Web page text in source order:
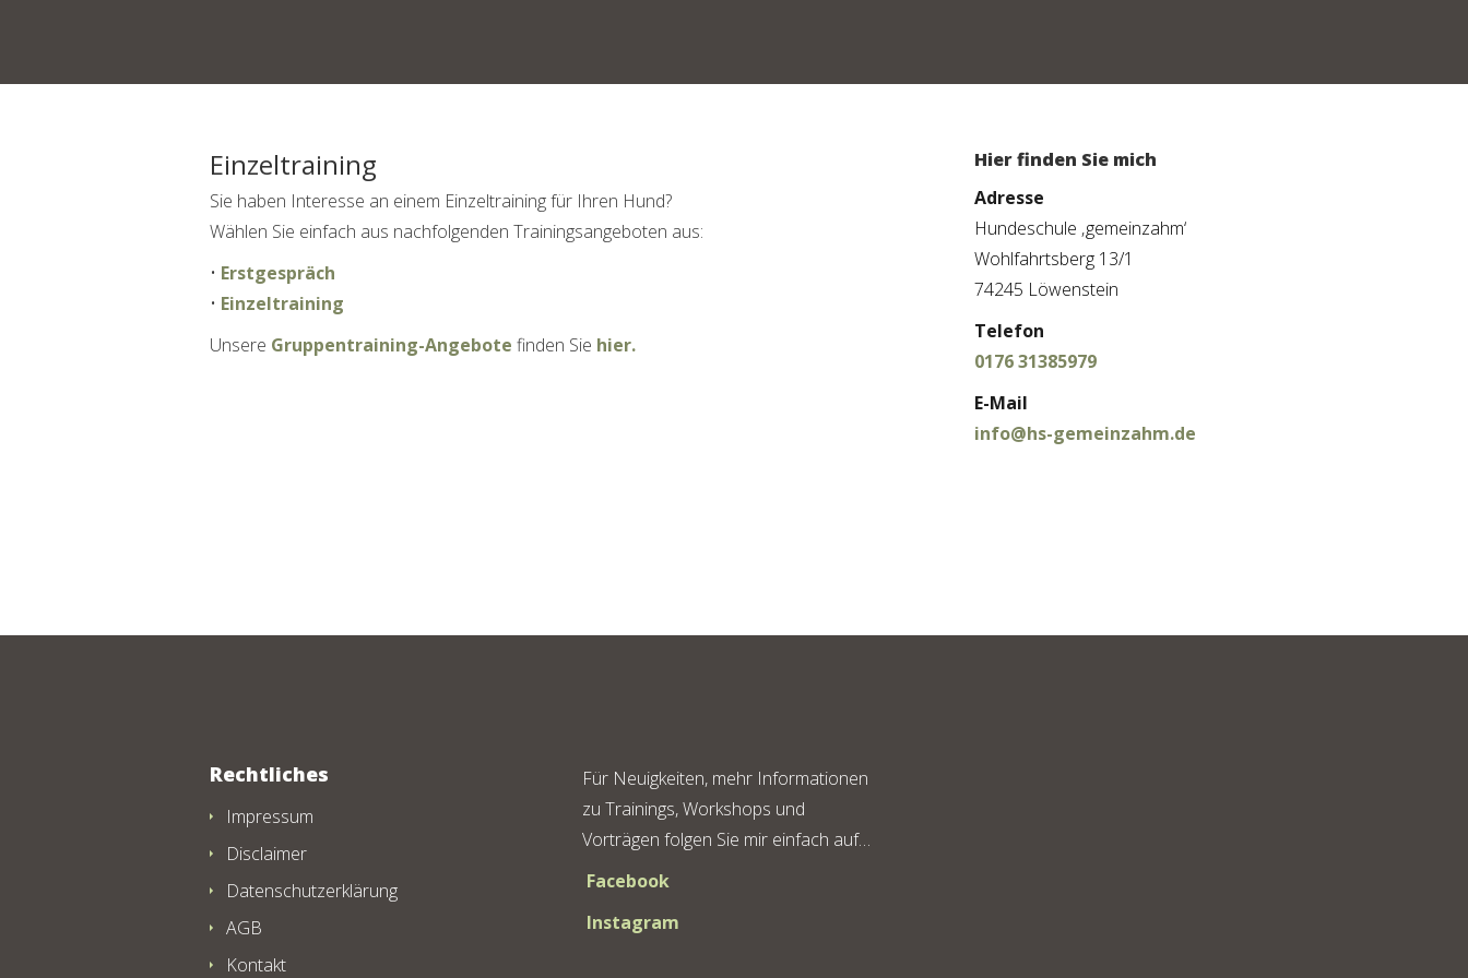
Einzeltraining
Sie haben Interesse an einem Einzeltraining für Ihren Hund?
Wählen Sie einfach aus nachfolgenden Trainingsangeboten aus:
• Erstgespräch
• Einzeltraining
Unsere Gruppentraining-Angebote finden Sie hier.
Hier finden Sie mich
Adresse
Hundeschule ‚gemeinzahm‘
Wohlfahrtsberg 13/1
74245 Löwenstein
Telefon
0176 31385979
E-Mail
info@hs-gemeinzahm.de
Rechtliches
Impressum
Disclaimer
Datenschutzerklärung
AGB
Kontakt
Für Neuigkeiten, mehr Informationen
zu Trainings, Workshops und
Vorträgen folgen Sie mir einfach auf…
Facebook
Instagram